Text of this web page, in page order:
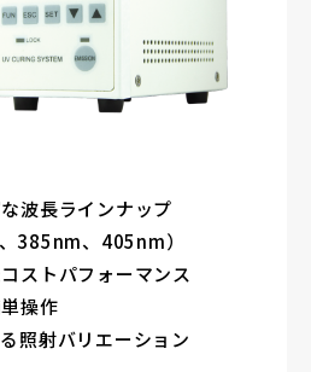
波長ラインナップ
385nm、405nm）
ストパフォーマンス
操作
照射バリエーション